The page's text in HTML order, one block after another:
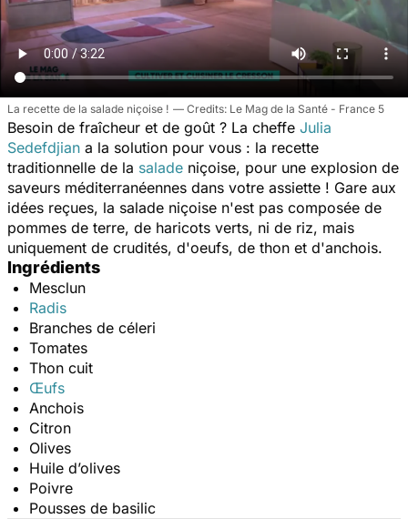
La recette de la salade niçoise ! Le Mag de la Santé - France 5
Besoin de fraîcheur et de goût ? La cheffe Julia
Sedefdjian a la solution pour vous : la recette
traditionnelle de la salade niçoise, pour une explosion de
saveurs méditerranéennes dans votre assiette ! Gare aux
idées reçues, la salade niçoise n'est pas composée de
pommes de terre, de haricots verts, ni de riz, mais
uniquement de crudités, d'oeufs, de thon et d'anchois.
Ingrédients
Mesclun
Radis
Branches de céleri
Tomates
Thon cuit
Œufs
Anchois
Citron
Olives
Huile d’olives
Poivre
Pousses de basilic